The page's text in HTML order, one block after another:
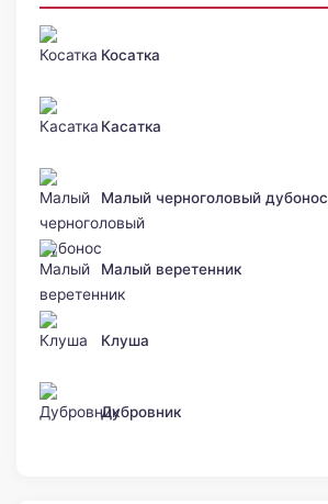
Косатка
Касатка
Малый черноголовый дубонос
Малый веретенник
Клуша
Дубровник